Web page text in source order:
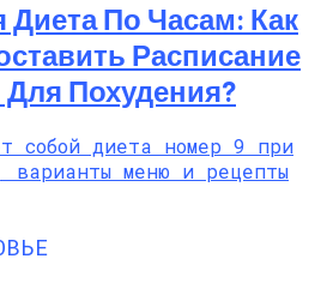
По Часам: Как
Расписание
Похудения?